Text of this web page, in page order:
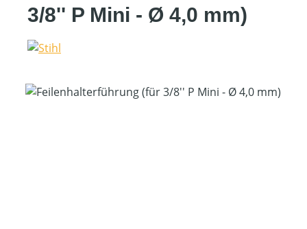
3/8'' P Mini - Ø 4,0 mm)
Bildergalerie überspringen